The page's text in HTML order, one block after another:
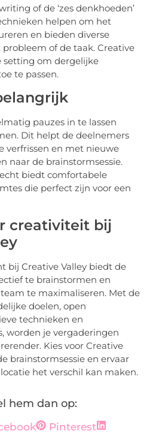
of de ‘zes denkhoeden’
helpen om het
en bieden diverse
of de taak. Creative
setting om dergelijke
te passen.
pauzes in te lassen
Dit helpt de deelnemers
verfrissen en met nieuwe
naar de brainstormsessie.
biedt comfortabele
die perfect zijn voor een
creativiteit bij
bij Creative Valley biedt de
te brainstormen en
te maximaliseren. Met de
doelen, open
technieken en
worden je vergaderingen
Kies voor Creative
brainstormsessie en ervaar
het verschil kan maken.
hem dan op:
Pinterest